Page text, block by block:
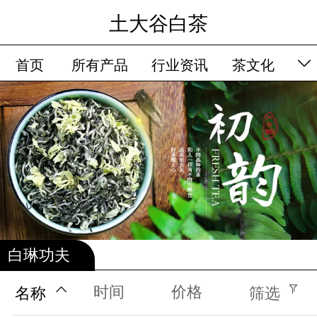
土大谷白茶
首页 所有产品 行业资讯 茶文化
品牌故事 留言板 会员卡列表
白琳功夫
名称 时间 价格 筛选